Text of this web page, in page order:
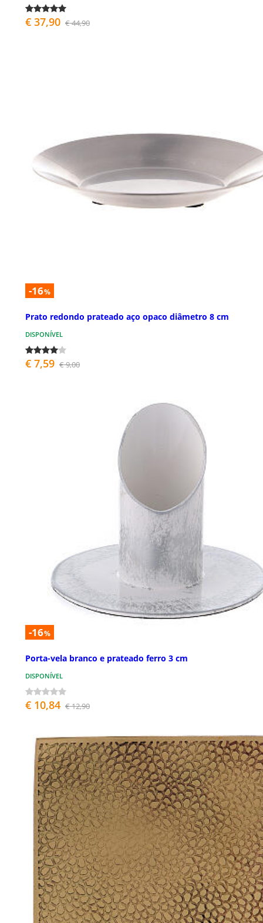
€ 37,90 € 44,90
-16%
Prato redondo prateado aço opaco diâmetro 8 cm
DISPONÍVEL
€ 7,59 € 9,00
-16%
Porta-vela branco e prateado ferro 3 cm
DISPONÍVEL
€ 10,84 € 12,90